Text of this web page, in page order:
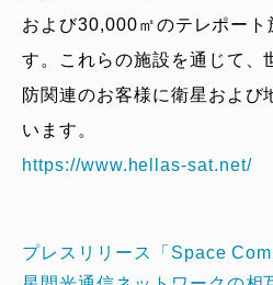
および30,000㎡のテレポート
す。これらの施設を通じて、
防関連のお客様に衛星および
います。
https://www.hellas-sat.net/
プレスリリース「Space